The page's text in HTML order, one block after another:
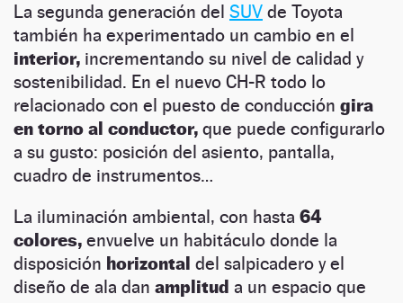
La segunda generación del SUV de Toyota
también ha experimentado un cambio en el
interior, incrementando su nivel de calidad y
sostenibilidad. En el nuevo CH-R todo lo
relacionado con el puesto de conducción gira
en torno al conductor, que puede configurarlo
a su gusto: posición del asiento, pantalla,
cuadro de instrumentos…
La iluminación ambiental, con hasta 64
colores, envuelve un habitáculo donde la
disposición horizontal del salpicadero y el
diseño de ala dan amplitud a un espacio que